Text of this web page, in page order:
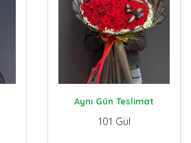
Aynı Gün Teslimat
101 Gül